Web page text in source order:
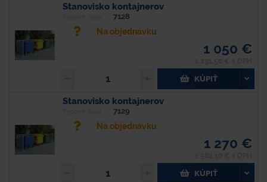
Stanovisko kontajnerov
7128
Na objednávku
1 050 €
KÚPIŤ
Stanovisko kontajnerov
7129
Na objednávku
1 270 €
KÚPIŤ